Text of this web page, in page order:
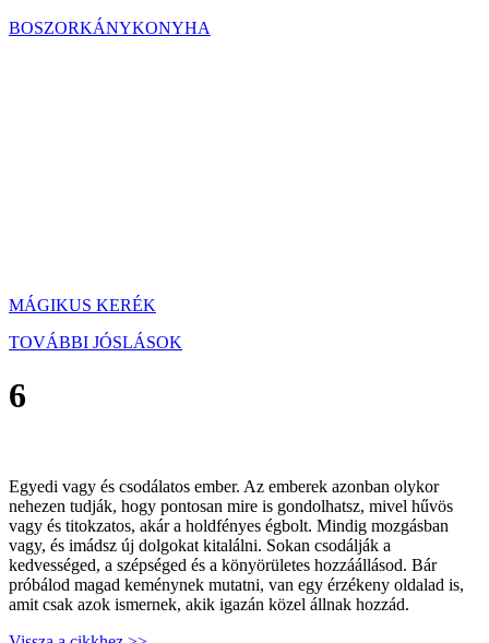
BOSZORKÁNYKONYHA
MÁGIKUS KERÉK
TOVÁBBI JÓSLÁSOK
6
Egyedi vagy és csodálatos ember. Az emberek azonban olykor
nehezen tudják, hogy pontosan mire is gondolhatsz, mivel hűvös
vagy és titokzatos, akár a holdfényes égbolt. Mindig mozgásban
vagy, és imádsz új dolgokat kitalálni. Sokan csodálják a
kedvességed, a szépséged és a könyörületes hozzáállásod. Bár
próbálod magad keménynek mutatni, van egy érzékeny oldalad is,
amit csak azok ismernek, akik igazán közel állnak hozzád.